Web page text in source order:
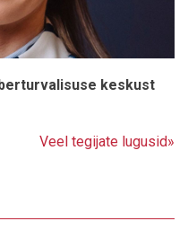
keskust
Veel tegijate lugusid»